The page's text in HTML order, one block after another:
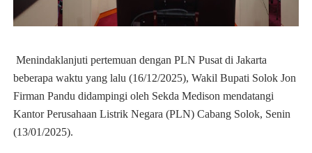
Menindaklanjuti pertemuan dengan PLN Pusat di Jakarta
beberapa waktu yang lalu (16/12/2025), Wakil Bupati Solok Jon
Firman Pandu didampingi oleh Sekda Medison mendatangi
Kantor Perusahaan Listrik Negara (PLN) Cabang Solok, Senin
(13/01/2025).